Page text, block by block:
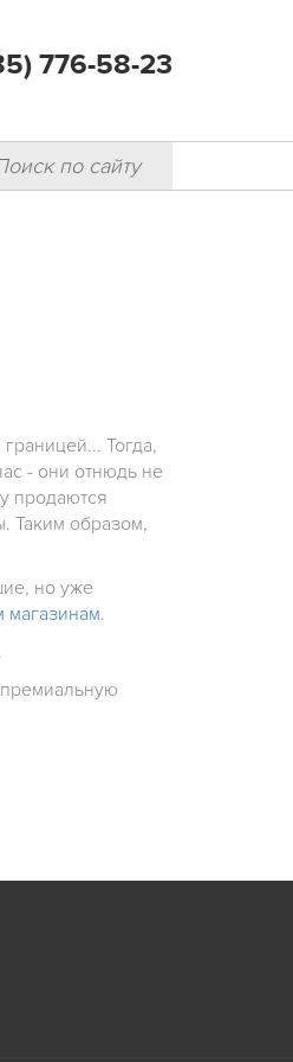
776-58-23
Тогда,
- они отнюдь не
продаются
Таким образом,
но уже
магазинам.